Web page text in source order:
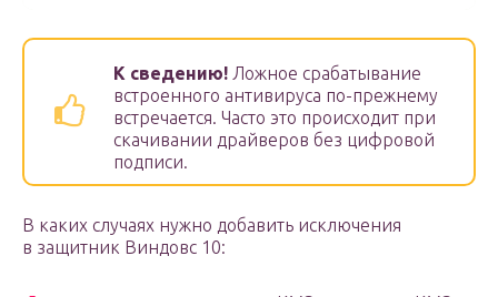
К сведению! Ложное срабатывание
встроенного антивируса по-прежнему
встречается. Часто это происходит при
скачивании драйверов без цифровой
подписи.
В каких случаях нужно добавить исключения
в защитник Виндовс 10: